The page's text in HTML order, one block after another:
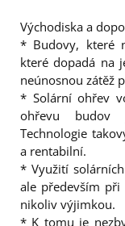
Východiska a
* Budovy, které
které dopadá na
neúnosnou zátěž
* Solární ohřev
ohřevu budov
Technologie
a rentabilní.
* Využití
ale především při
nikoliv výjimkou.
* K tomu je